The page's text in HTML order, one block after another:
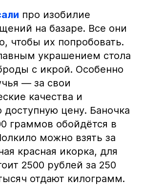
про изобилие
на базаре. Все они
чтобы их попробовать.
украшением стола
с икрой. Особенно
— за свои
качества и
доступную цену. Баночка
граммов обойдётся в
можно взять за
красная икорка, для
2500 рублей за 250
отдают килограмм.